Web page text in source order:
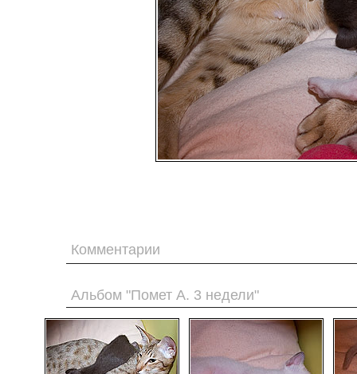
Комментарии
Альбом "Помет А. 3 недели"